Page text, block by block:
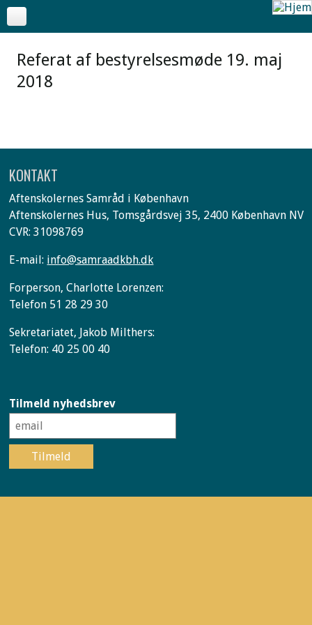
Referat af bestyrelsesmøde 19. maj
2018
KONTAKT
Aftenskolernes Samråd i København
Aftenskolernes Hus, Tomsgårdsvej 35, 2400 København NV
CVR: 31098769
E-mail: info@samraadkbh.dk
Forperson, Charlotte Lorenzen:
Telefon 51 28 29 30
Sekretariatet, Jakob Milthers:
Telefon: 40 25 00 40
Tilmeld nyhedsbrev